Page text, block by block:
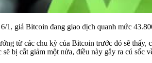
1, giá Bitcoin đang giao dịch quanh mức
từ các chu kỳ của Bitcoin trước đó sẽ
bị cắt giảm một nửa, điều này gây ra cú sốc